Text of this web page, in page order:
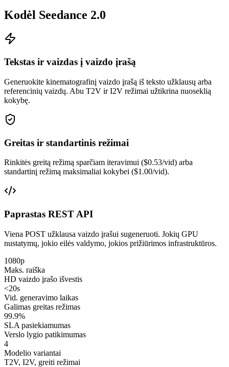
Kodėl Seedance 2.0
Tekstas ir vaizdas į vaizdo įrašą
Generuokite kinematografinį vaizdo įrašą iš teksto užklausų arba
referencinių vaizdų. Abu T2V ir I2V režimai užtikrina nuoseklią
kokybę.
Greitas ir standartinis režimai
Rinkitės greitą režimą sparčiam iteravimui ($0.53/vid) arba
standartinį režimą maksimaliai kokybei ($1.00/vid).
Paprastas REST API
Viena POST užklausa vaizdo įrašui sugeneruoti. Jokių GPU
nustatymų, jokio eilės valdymo, jokios prižiūrimos infrastruktūros.
1080p
Maks. raiška
HD vaizdo įrašo išvestis
<20s
Vid. generavimo laikas
Galimas greitas režimas
99.9%
SLA pasiekiamumas
Verslo lygio patikimumas
4
Modelio variantai
T2V, I2V, greiti režimai